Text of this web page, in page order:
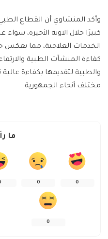
وأكد المنشاوي أن القطاع
كبيرًا خلال الآونة الأخيرة،
الخدمات العلاجية، مما يعكس
كفاءة المنشآت الطبية
والطبية لتقديمها بكفاءة
مختلف أنحاء الجمهورية.
ما
0
0
0